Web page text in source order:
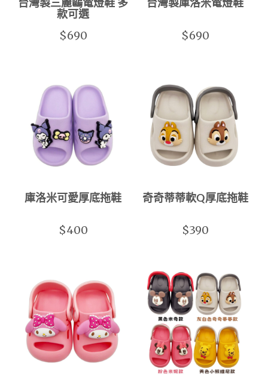
台灣製三麗鷗電燈鞋 多
款可選
$690
台灣製庫洛米電燈鞋
$690
庫洛米可愛厚底拖鞋
$400
奇奇蒂蒂軟Q厚底拖鞋
$390